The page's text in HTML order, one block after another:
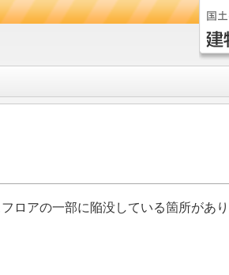
ロアの一部に陥没している箇所があ